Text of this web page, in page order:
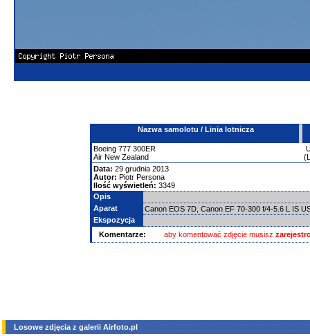
Nazwa samolotu / Linia lotnicza
Boeing 777 300ER
Air New Zealand
Data: 29 grudnia 2013
Autor: Piotr Persona
Ilość wyświetleń: 3349
Opis
Aparat
Canon EOS 7D, Canon EF 70-300 f/4-5.6 L IS
Ekspozycja
Komentarze:
aby komentować zdjęcie musisz
Losowe zdjęcia z galerii Airfoto.pl